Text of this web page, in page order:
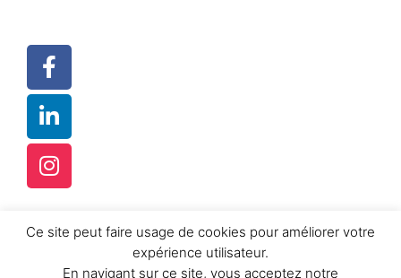
© TOUS DROITS RÉSERVÉS
RÉALISATION :
FUSION-K SRL
Ce site peut faire usage de cookies pour améliorer votre
expérience utilisateur.
En navigant sur ce site, vous acceptez notre